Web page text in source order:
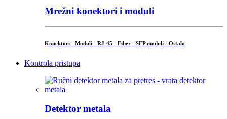
Mrežni konektori i moduli
Konektori - Moduli - RJ-45 - Fiber - SFP moduli - Ostalo
Kontrola pristupa
Detektor metala